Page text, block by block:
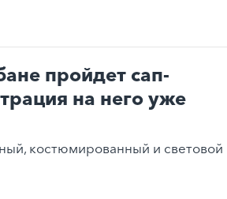
пройдет сап-
на него уже
костюмированный и световой